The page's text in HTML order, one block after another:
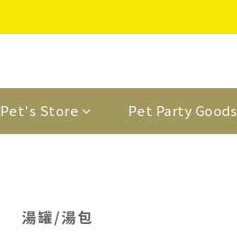
Pet's Store Pet Party Goods
湯罐/湯包